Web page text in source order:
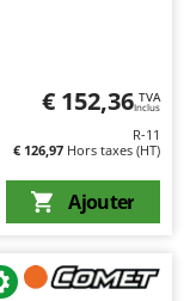
€ 152,36 TVA
Inclus
R-11
€ 126,97 Hors taxes (HT)
Ajouter